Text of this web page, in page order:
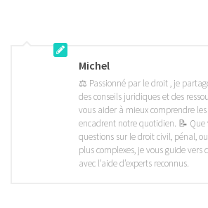
Michel
⚖️ Passionné par le droit , je
des conseils juridiques et des
vous aider à mieux comprendre
encadrent notre quotidien. 📝 Que
questions sur le droit civil, pénal,
plus complexes, je vous guide vers
avec l’aide d’experts reconnus.